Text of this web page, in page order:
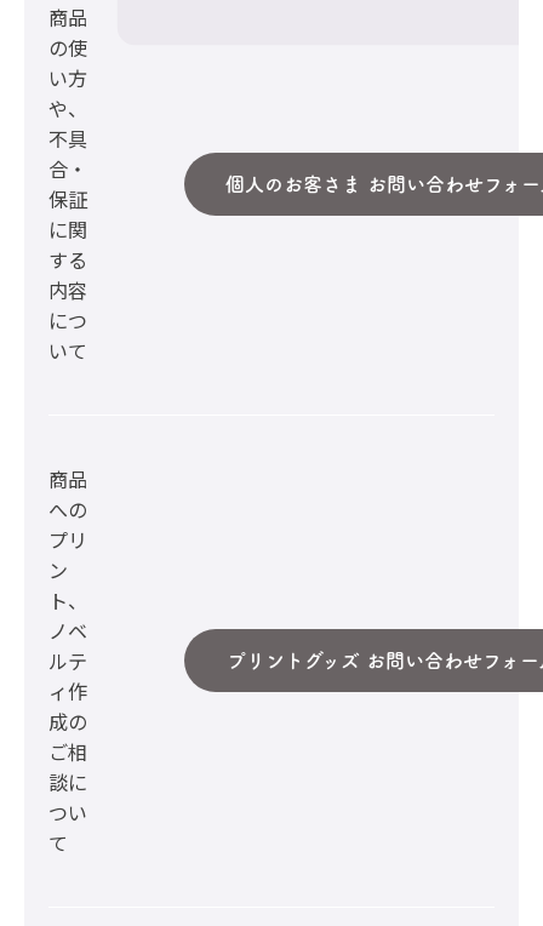
商品
の使
い方
や、
不具
合・
保証
に関
する
内容
につ
いて
個人のお客さま お問い合わせフォー
商品
への
プリ
ン
ト、
ノベ
ルテ
ィ作
成の
ご相
談に
つい
て
プリントグッズ お問い合わせフォー